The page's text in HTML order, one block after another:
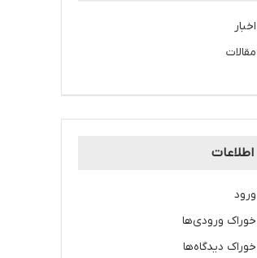
اخبار
مقالات
اطلاعات
ورود
خوراک ورودی‌ها
خوراک دیدگاه‌ها